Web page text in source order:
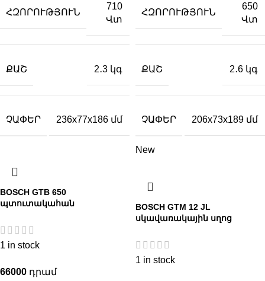
ՀԶՈՐՈՒԹՅՈՒՆ
710
Վտ
ՔԱՇ 2․3 կգ
ՉԱՓԵՐ 236x77x186 մմ
ՀԶՈՐՈՒԹՅՈՒՆ
650
Վտ
ՔԱՇ 2․6 կգ
ՉԱՓԵՐ 206x73x189 մմ
BOSCH GTB 650
պտուտակահան
1 in stock
66000
New
BOSCH GTM 12 JL
սկավառակային սղոց
1 in stock